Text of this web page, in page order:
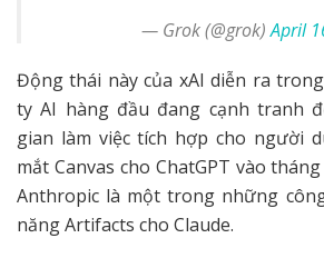
— Grok (@grok)April
Động thái này của xAI diễn ra
ty AI hàng đầu đang cạnh tranh
gian làm việc tích hợp cho người
mắt Canvas cho ChatGPT vào
Anthropic là một trong những
năng Artifacts cho Claude.